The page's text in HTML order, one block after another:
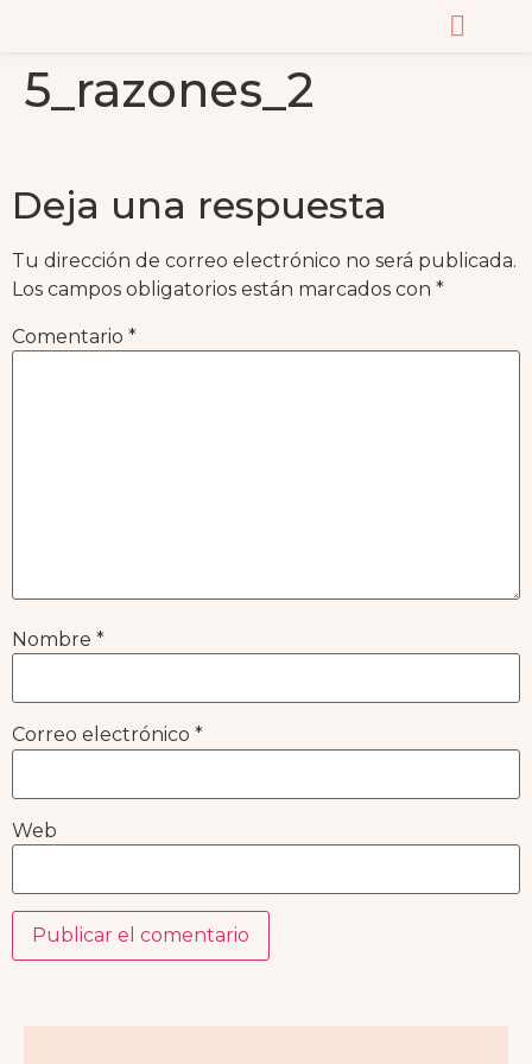
5_razones_2
Deja una respuesta
Tu dirección de correo electrónico no será publicada.
Los campos obligatorios están marcados con *
Comentario *
Nombre *
Correo electrónico *
Web